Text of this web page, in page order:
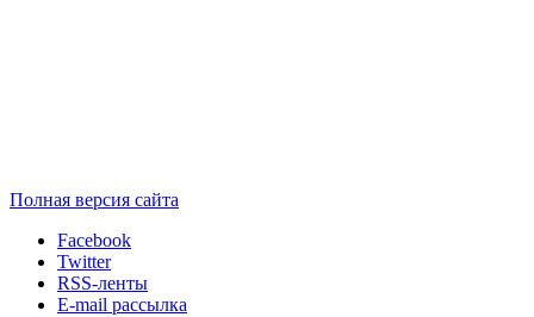
Полная версия сайта
Facebook
Twitter
RSS-ленты
E-mail рассылка